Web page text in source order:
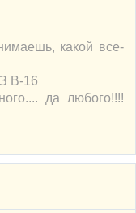
какой все-
В-16
да любого!!!!